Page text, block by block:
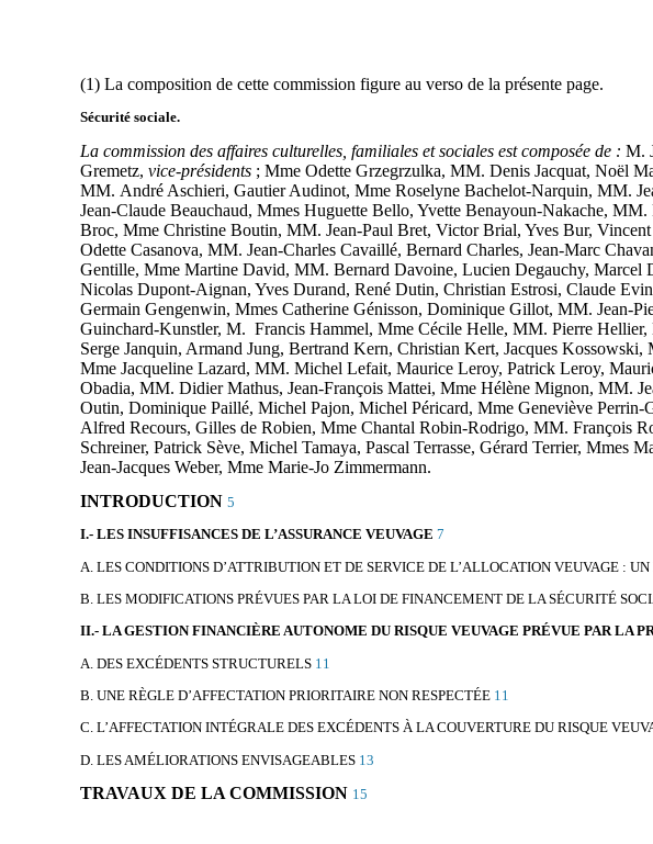
(1) La composition de cette commission figure au verso de la présente page.
Sécurité sociale.
La commission des affaires culturelles, familiales et sociales est composée de : M.
Gremetz, vice-présidents ; Mme Odette Grzegrzulka, MM. Denis Jacquat, Noël
MM. André Aschieri, Gautier Audinot, Mme Roselyne Bachelot-Narquin, MM.
Jean-Claude Beauchaud, Mmes Huguette Bello, Yvette Benayoun-Nakache,
Broc, Mme Christine Boutin, MM. Jean-Paul Bret, Victor Brial, Yves Bur,
Odette Casanova, MM. Jean-Charles Cavaillé, Bernard Charles, Jean-Marc
Gentille, Mme Martine David, MM. Bernard Davoine, Lucien Degauchy,
Nicolas Dupont-Aignan, Yves Durand, René Dutin, Christian Estrosi, Claude
Germain Gengenwin, Mmes Catherine Génisson, Dominique Gillot, MM. Jean-
Guinchard-Kunstler, M. Francis Hammel, Mme Cécile Helle, MM. Pierre
Serge Janquin, Armand Jung, Bertrand Kern, Christian Kert, Jacques
Mme Jacqueline Lazard, MM. Michel Lefait, Maurice Leroy, Patrick Leroy,
Obadia, MM. Didier Mathus, Jean-François Mattei, Mme Hélène Mignon, MM.
Outin, Dominique Paillé, Michel Pajon, Michel Péricard, Mme Geneviève
Alfred Recours, Gilles de Robien, Mme Chantal Robin-Rodrigo, MM. François
Schreiner, Patrick Sève, Michel Tamaya, Pascal Terrasse, Gérard Terrier,
Jean-Jacques Weber, Mme Marie-Jo Zimmermann.
INTRODUCTION 5
I.- LES INSUFFISANCES DE L’ASSURANCE VEUVAGE 7
A. LES CONDITIONS D’ATTRIBUTION ET DE SERVICE DE L’ALLOCATION VEUVAGE :
B. LES MODIFICATIONS PRÉVUES PAR LA LOI DE FINANCEMENT DE LA SÉCURITÉ
II.- LA GESTION FINANCIÈRE AUTONOME DU RISQUE VEUVAGE PRÉVUE PAR LA
A. DES EXCÉDENTS STRUCTURELS 11
B. UNE RÈGLE D’AFFECTATION PRIORITAIRE NON RESPECTÉE 11
C. L’AFFECTATION INTÉGRALE DES EXCÉDENTS À LA COUVERTURE DU RISQUE
D. LES AMÉLIORATIONS ENVISAGEABLES 13
TRAVAUX DE LA COMMISSION 15